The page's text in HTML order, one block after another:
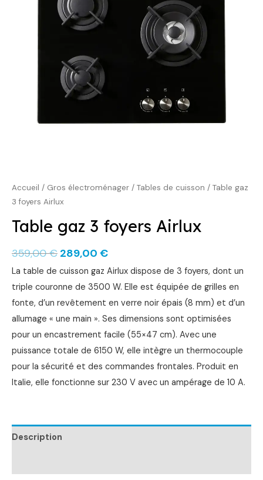
Accueil / Gros électroménager / Tables de cuisson / Table gaz
3 foyers Airlux
Table gaz 3 foyers Airlux
359,00€
359,00 €.
289,00 €
289,00 €.
La table de cuisson gaz Airlux dispose de 3 foyers, dont un
triple couronne de 3500 W. Elle est équipée de grilles en
fonte, d’un revêtement en verre noir épais (8 mm) et d’un
allumage « une main ». Ses dimensions sont optimisées
pour un encastrement facile (55×47 cm). Avec une
puissance totale de 6150 W, elle intègre un thermocouple
pour la sécurité et des commandes frontales. Produit en
Italie, elle fonctionne sur 230 V avec un ampérage de 10 A.
Description